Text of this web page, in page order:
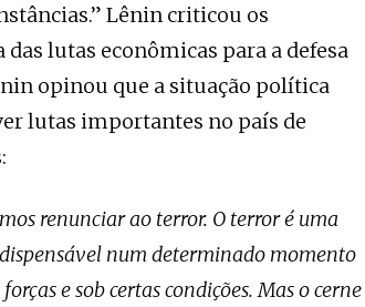
Lênin criticou os
lutas econômicas para a defesa
opinou que a situação política
lutas importantes no país de
renunciar ao terror. O terror é uma
num determinado momento
e sob certas condições. Mas o cerne